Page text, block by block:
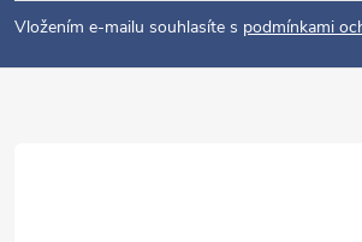
e
Vložením e-mailu souhlasíte s podmínkami